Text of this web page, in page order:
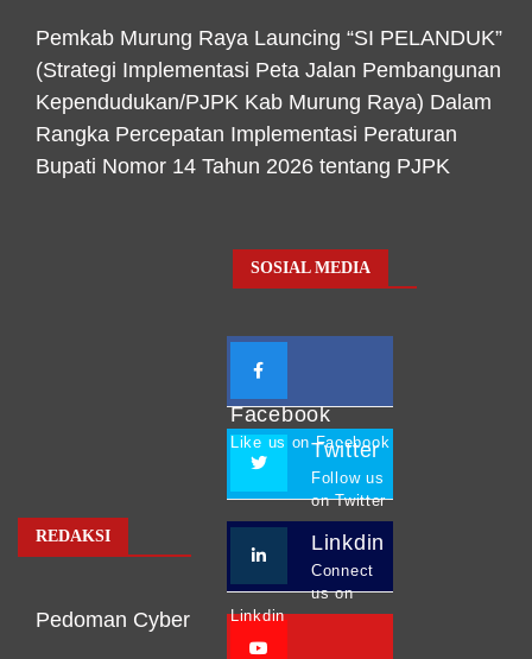
Pemkab Murung Raya Launcing “SI PELANDUK”
(Strategi Implementasi Peta Jalan Pembangunan
Kependudukan/PJPK Kab Murung Raya) Dalam
Rangka Percepatan Implementasi Peraturan
Bupati Nomor 14 Tahun 2026 tentang PJPK
REDAKSI
Pedoman Cyber
SOSIAL MEDIA
Facebook
Like us on Facebook
Twitter
Follow us
on Twitter
Linkdin
Connect
us on
Linkdin